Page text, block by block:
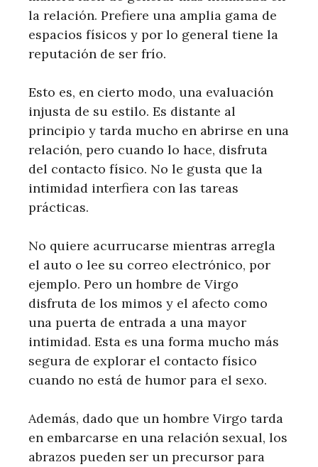
la relación. Prefiere una amplia gama de
espacios físicos y por lo general tiene la
reputación de ser frío.
Esto es, en cierto modo, una evaluación
injusta de su estilo. Es distante al
principio y tarda mucho en abrirse en una
relación, pero cuando lo hace, disfruta
del contacto físico. No le gusta que la
intimidad interfiera con las tareas
prácticas.
No quiere acurrucarse mientras arregla
el auto o lee su correo electrónico, por
ejemplo. Pero un hombre de Virgo
disfruta de los mimos y el afecto como
una puerta de entrada a una mayor
intimidad. Esta es una forma mucho más
segura de explorar el contacto físico
cuando no está de humor para el sexo.
Además, dado que un hombre Virgo tarda
en embarcarse en una relación sexual, los
abrazos pueden ser un precursor para